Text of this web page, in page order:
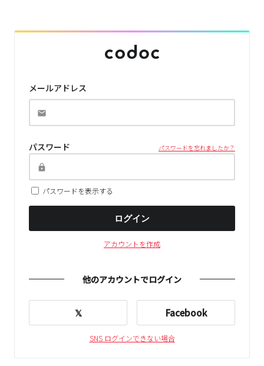
メールアドレス
パスワード パスワードを忘れましたか？
パスワードを表示する
ログイン
アカウントを作成
他のアカウントでログイン
𝕏 Facebook
SNS ログインできない場合